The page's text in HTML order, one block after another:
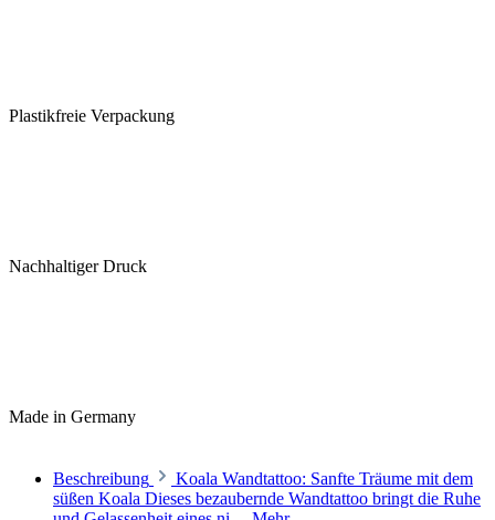
Plastikfreie Verpackung
Nachhaltiger Druck
Made in Germany
Beschreibung
Koala Wandtattoo: Sanfte Träume mit dem
süßen Koala Dieses bezaubernde Wandtattoo bringt die Ruhe